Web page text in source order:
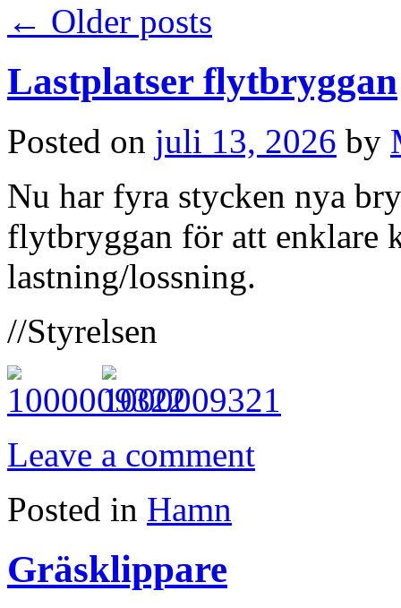
← Older posts
Lastplatser flytbryggan
Posted on juli 13, 2026 by
Nu har fyra stycken nya
flytbryggan för att enklare
lastning/lossning.
//Styrelsen
Leave a comment
Posted in Hamn
Gräsklippare